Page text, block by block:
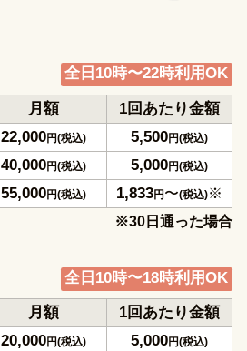
全日10時〜22時利用OK
月額
1回あたり金額
22,000円(税込) 5,500円(税込)
40,000円(税込) 5,000円(税込)
55,000円(税込) 1,833円〜(税込)※
※30日通った場合
全日10時〜18時利用OK
月額
1回あたり金額
20,000円(税込) 5,000円(税込)